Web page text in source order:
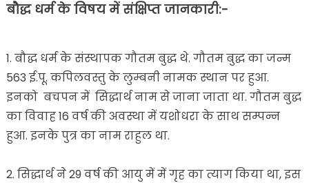
बौद्ध धर्म के विषय में संक्षिप्त जानकारी:-
1. बौद्ध धर्म के संस्थापक गौतम बुद्ध थे. गौतम बुद्ध का जन्म
563 ई.पू. कपिलवस्तु के लुम्बनी नामक स्थान पर हुआ.
इनको बचपन में सिद्धार्थ नाम से जाना जाता था. गौतम बुद्ध
का विवाह 16 वर्ष की अवस्था में यशोधरा के साथ सम्पन्न
हुआ. इनके पुत्र का नाम राहुल था.
2. सिद्धार्थ ने 29 वर्ष की आयु में में गृह का त्याग किया था, इस